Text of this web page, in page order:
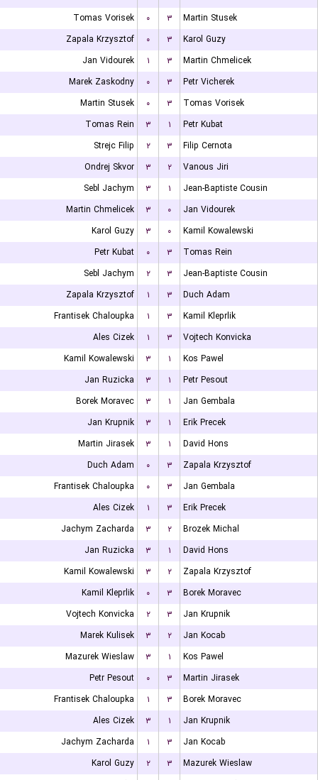
Tomas Vorisek
۰ ۳
Martin Stusek
Zapala Krzysztof
۰ ۳
Karol Guzy
Jan Vidourek
۱ ۳
Martin Chmelicek
Marek Zaskodny
۰ ۳
Petr Vicherek
Martin Stusek
۰ ۳
Tomas Vorisek
Tomas Rein
۳ ۱
Petr Kubat
Strejc Filip
۲ ۳
Filip Cernota
Ondrej Skvor
۳ ۲
Vanous Jiri
Sebl Jachym
۳ ۱
Jean-Baptiste Cousin
Martin Chmelicek
۳ ۰
Jan Vidourek
Karol Guzy
۳ ۰
Kamil Kowalewski
Petr Kubat
۰ ۳
Tomas Rein
Sebl Jachym
۲ ۳
Jean-Baptiste Cousin
Zapala Krzysztof
۱ ۳
Duch Adam
Frantisek Chaloupka
۱ ۳
Kamil Kleprlik
Ales Cizek
۱ ۳
Vojtech Konvicka
Kamil Kowalewski
۳ ۱
Kos Pawel
Jan Ruzicka
۳ ۱
Petr Pesout
Borek Moravec
۳ ۱
Jan Gembala
Jan Krupnik
۳ ۱
Erik Precek
Martin Jirasek
۳ ۱
David Hons
Duch Adam
۰ ۳
Zapala Krzysztof
Frantisek Chaloupka
۰ ۳
Jan Gembala
Ales Cizek
۱ ۳
Erik Precek
Jachym Zacharda
۳ ۲
Brozek Michal
Jan Ruzicka
۳ ۱
David Hons
Kamil Kowalewski
۳ ۲
Zapala Krzysztof
Kamil Kleprlik
۰ ۳
Borek Moravec
Vojtech Konvicka
۲ ۳
Jan Krupnik
Marek Kulisek
۳ ۲
Jan Kocab
Mazurek Wieslaw
۳ ۱
Kos Pawel
Petr Pesout
۰ ۳
Martin Jirasek
Frantisek Chaloupka
۱ ۳
Borek Moravec
Ales Cizek
۳ ۱
Jan Krupnik
Jachym Zacharda
۱ ۳
Jan Kocab
Karol Guzy
۲ ۳
Mazurek Wieslaw